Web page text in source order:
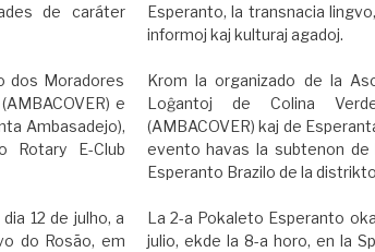
de caráter
dos Moradores
e
Ambasadejo),
E-Club
12 de julho, a
do Rosão, em
Esperanto, la transnacia
informoj kaj kulturaj agadoj.
Krom la organizado de la
Loĝantoj de Colina
(AMBACOVER) kaj de
evento havas la subtenon de
Esperanto Brazilo de la
La 2-a Pokaleto Esperanto
julio, ekde la 8-a horo, en la